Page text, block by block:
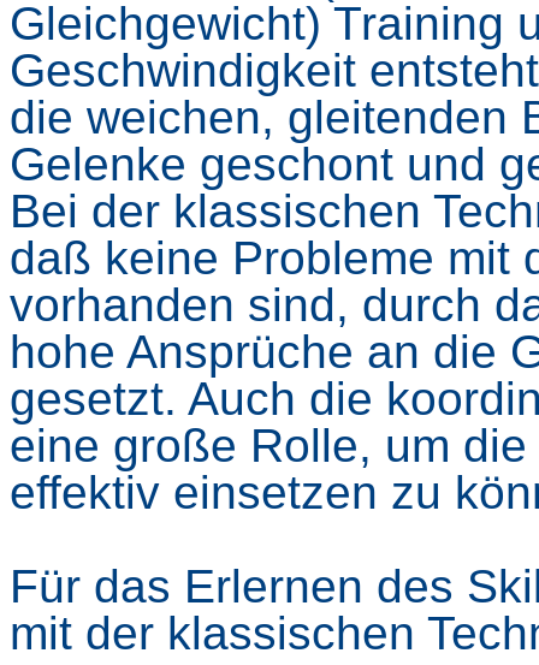
Gleichgewicht) Training
Geschwindigkeit
die weichen, gleitenden
Gelenke geschont und
Bei der klassischen
daß keine Probleme mit
vorhanden sind, durch
hohe Ansprüche an die
gesetzt. Auch die
eine große Rolle, um
effektiv einsetzen zu
Für das Erlernen des
mit der klassischen